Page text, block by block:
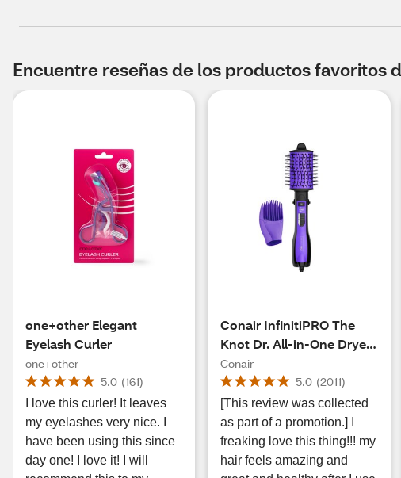
Encuentre reseñas de los productos favoritos
one+other Elegant
Eyelash Curler
one+other
5.0 (161)
I love this curler! It leaves
my eyelashes very nice. I
have been using this since
day one! I love it! I will
Conair InfinitiPRO The
Knot Dr. All-in-One Dryer
Brush
Conair
5.0 (2011)
[This review was collected
as part of a promotion.] I
freaking love this thing!!! my
hair feels amazing and